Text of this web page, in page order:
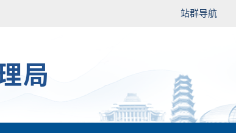
站群导航
局